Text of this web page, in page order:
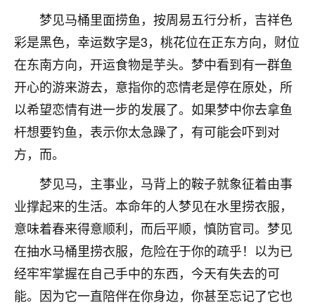
梦见马桶里面捞鱼，按周易五行分析，吉祥色
彩是黑色，幸运数字是3，桃花位在正东方向，财位
在东南方向，开运食物是芋头。梦中看到有一群鱼
开心的游来游去，意指你的恋情老是停在原处，所
以希望恋情有进一步的发展了。如果梦中你去拿鱼
杆想要钓鱼，表示你太急躁了，有可能会吓到对
方，而。
梦见马，主事业，马背上的鞍子就象征着由事
业撑起来的生活。本命年的人梦见在水里捞衣服，
意味着春来得意顺利，而后平顺，慎防官司。梦见
在抽水马桶里捞衣服，危险在于你的疏乎！以为已
经牢牢掌握在自己手中的东西，今天有失去的可
能。因为它一直陪伴在你身边，你甚至忘记了它也
2天前 来自山西 15
Jessica李
老师做不做超度法事？我想给我奶奶做超度，她今年
刚去世了。
七零老顽童
：我母亲前年离世，刚开始我经常
做梦梦见她，后来也是朋友介绍，找到慧来老
师，安排了超度法事，做梦再也没有梦到过
超度，现在看来，人不信也不行。
11
优秀的张同学
老师收徒吗？？我对这些很感兴趣
15